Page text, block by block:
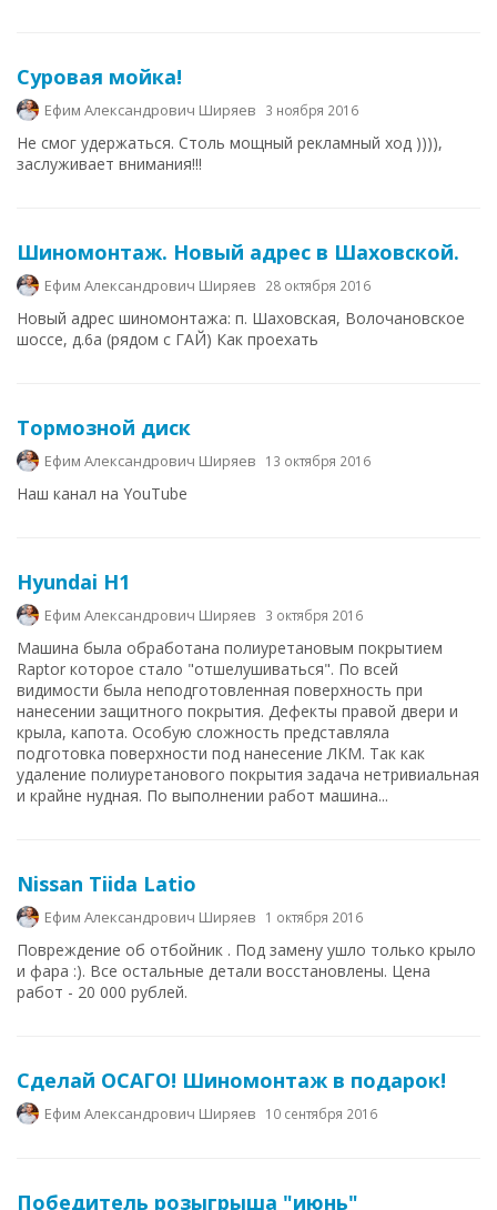
Суровая мойка!
Ефим Александрович Ширяев 3 ноября 2016
Не смог удержаться. Столь мощный рекламный ход )))),
заслуживает внимания!!!
Шиномонтаж. Новый адрес в Шаховской.
Ефим Александрович Ширяев 28 октября 2016
Новый адрес шиномонтажа: п. Шаховская, Волочановское
шоссе, д.6а (рядом с ГАЙ) Как проехать
Тормозной диск
Ефим Александрович Ширяев 13 октября 2016
Наш канал на YouTube
Hyundai H1
Ефим Александрович Ширяев 3 октября 2016
Машина была обработана полиуретановым покрытием
Raptor которое стало "отшелушиваться". По всей
видимости была неподготовленная поверхность при
нанесении защитного покрытия. Дефекты правой двери и
крыла, капота. Особую сложность представляла
подготовка поверхности под нанесение ЛКМ. Так как
удаление полиуретанового покрытия задача нетривиальная
и крайне нудная. По выполнении работ машина...
Nissan Tiida Latio
Ефим Александрович Ширяев 1 октября 2016
Повреждение об отбойник . Под замену ушло только крыло
и фара :). Все остальные детали восстановлены. Цена
работ - 20 000 рублей.
Сделай ОСАГО! Шиномонтаж в подарок!
Ефим Александрович Ширяев 10 сентября 2016
Победитель розыгрыша "июнь"